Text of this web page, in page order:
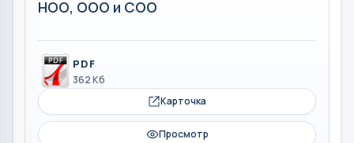
НОО, ООО и СОО
PDF
362 Кб
Карточка
Просмотр